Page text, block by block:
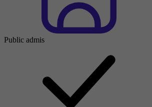
Public admis